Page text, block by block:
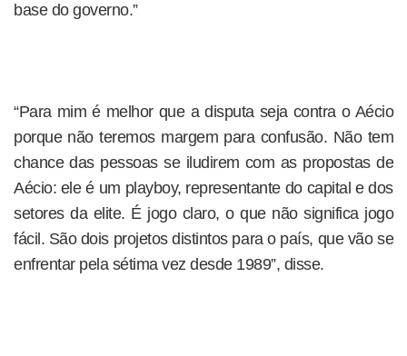
base do governo.”
“Para mim é melhor que a disputa seja contra o Aécio
porque não teremos margem para confusão. Não tem
chance das pessoas se iludirem com as propostas de
Aécio: ele é um playboy, representante do capital e dos
setores da elite. É jogo claro, o que não significa jogo
fácil. São dois projetos distintos para o país, que vão se
enfrentar pela sétima vez desde 1989”, disse.